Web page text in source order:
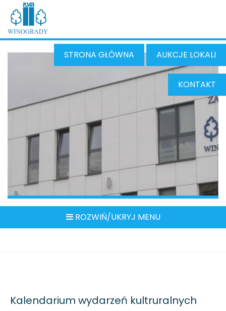
STRONA GŁÓWNA AUKCJE LOKALI
KONTAKT
ROZWIŃ/UKRYJ MENU
Kalendarium wydarzeń kultruralnych